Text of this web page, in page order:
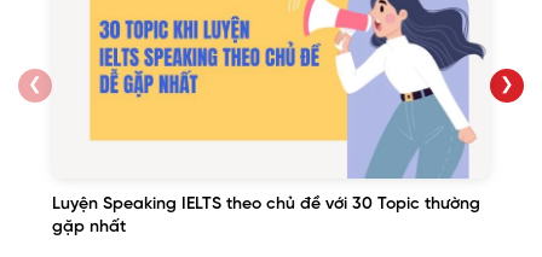
❮
Luyện Speaking IELTS theo chủ đề với 30 Topic thường
gặp nhất
❯